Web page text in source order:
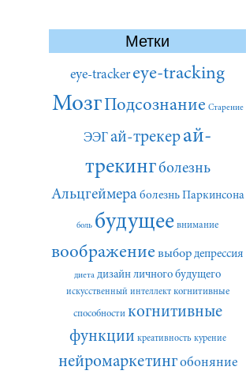
Метки
eye-tracker eye-tracking
МозгПодсознание Старение
ЭЭГай-трекерай-
трекингболезнь
Альцгеймера болезнь Паркинсона
боль будущее внимание
воображение выбор депрессия
диета дизайн личного будущего
искусственный интеллект когнитивные
способности когнитивные
функции креативность курение
нейромаркетингобоняние